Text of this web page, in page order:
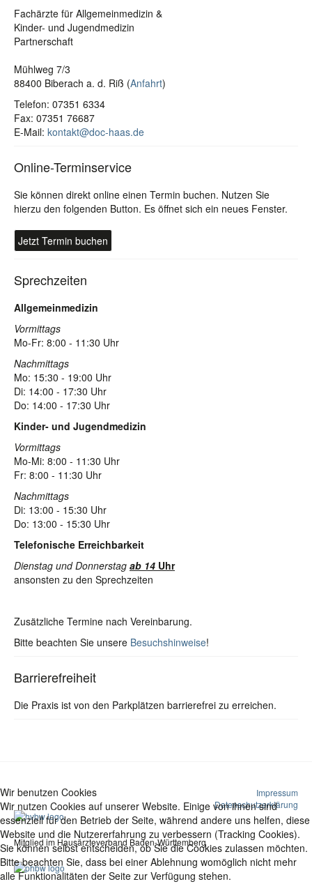
Fachärzte für Allgemeinmedizin &
Kinder- und Jugendmedizin
Partnerschaft
Mühlweg 7/3
88400 Biberach a. d. Riß (Anfahrt)
Telefon: 07351 6334
Fax: 07351 76687
E-Mail: kontakt@doc-haas.de
Online-Terminservice
Sie können direkt online einen Termin buchen. Nutzen Sie
hierzu den folgenden Button. Es öffnet sich ein neues Fenster.
Jetzt Termin buchen
Sprechzeiten
Allgemeinmedizin
Vormittags
Mo-Fr: 8:00 - 11:30 Uhr
Nachmittags
Mo: 15:30 - 19:00 Uhr
Di: 14:00 - 17:30 Uhr
Do: 14:00 - 17:30 Uhr
Kinder- und Jugendmedizin
Vormittags
Mo-Mi: 8:00 - 11:30 Uhr
Fr: 8:00 - 11:30 Uhr
Nachmittags
Di: 13:00 - 15:30 Uhr
Do: 13:00 - 15:30 Uhr
Telefonische Erreichbarkeit
Dienstag und Donnerstag ab 14 Uhr
ansonsten zu den Sprechzeiten
Zusätzliche Termine nach Vereinbarung.
Bitte beachten Sie unsere Besuchshinweise!
Barrierefreiheit
Die Praxis ist von den Parkplätzen barrierefrei zu erreichen.
Impressum
Datenschutzerklärung
Mitglied im Hausärzteverband Baden-Württemberg
Wir benutzen Cookies
Wir nutzen Cookies auf unserer Website. Einige von ihnen sind
essenziell für den Betrieb der Seite, während andere uns helfen, diese
Website und die Nutzererfahrung zu verbessern (Tracking Cookies).
Sie können selbst entscheiden, ob Sie die Cookies zulassen möchten.
Bitte beachten Sie, dass bei einer Ablehnung womöglich nicht mehr
alle Funktionalitäten der Seite zur Verfügung stehen.